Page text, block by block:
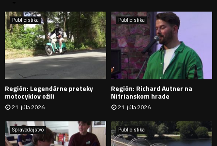
i
e
:
H
D
A
Publicistika
Región: Legendárne preteky
motocyklov ožili
21. júla 2026
Publicistika
Región: Richard Autner na
Nitrianskom hrade
21. júla 2026
Spravodajstvo Publicistika